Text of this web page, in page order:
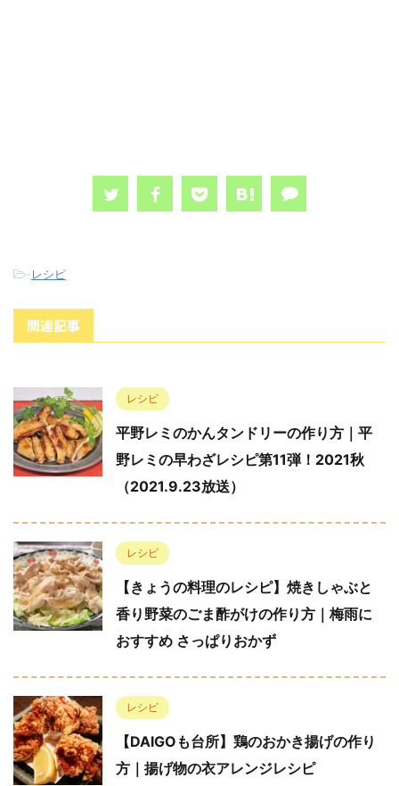
-レシピ
関連記事
レシピ
平野レミのかんタンドリーの作り方｜平
野レミの早わざレシピ第11弾！2021秋
（2021.9.23放送）
レシピ
【きょうの料理のレシピ】焼きしゃぶと
香り野菜のごま酢がけの作り方｜梅雨に
おすすめ さっぱりおかず
レシピ
【DAIGOも台所】鶏のおかき揚げの作り
方｜揚げ物の衣アレンジレシピ